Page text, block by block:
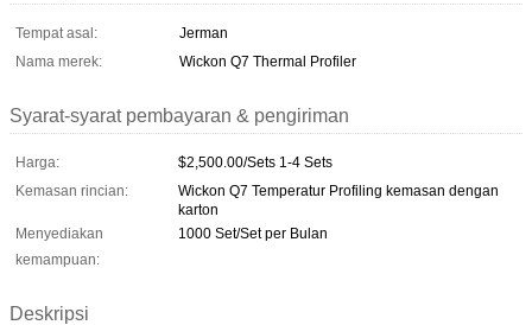
Tempat asal:
Jerman
Nama merek:
Wickon Q7 Thermal Profiler
Syarat-syarat pembayaran & pengiriman
Harga:
$2,500.00/Sets 1-4 Sets
Kemasan rincian:
Wickon Q7 Temperatur Profiling kemasan dengan
karton
Menyediakan
kemampuan:
1000 Set/Set per Bulan
Deskripsi